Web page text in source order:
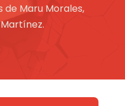
Maru Morales,